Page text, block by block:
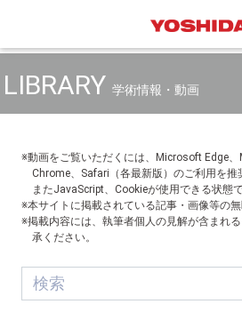
LIBRARY 学術情報・動画
※動画をご覧いただくには、Microsoft Edge
Chrome、Safari（各最新版）のご利用を推
またJavaScript、Cookieが使用できる状態
※本サイトに掲載されている記事・画像等の無
※掲載内容には、執筆者個人の見解が含まれ
承ください。